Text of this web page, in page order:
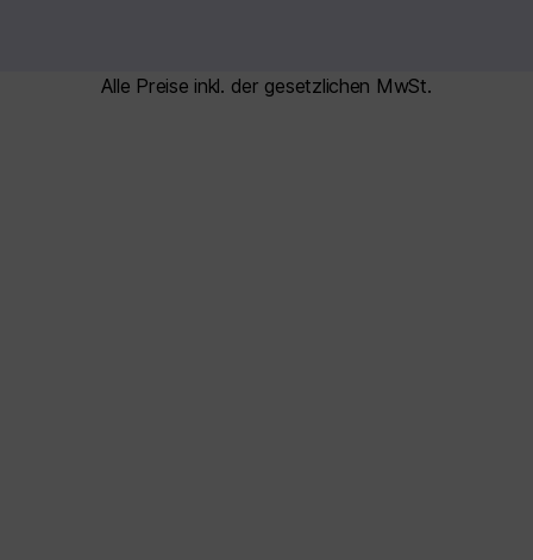
Alle Preise inkl. der gesetzlichen MwSt.